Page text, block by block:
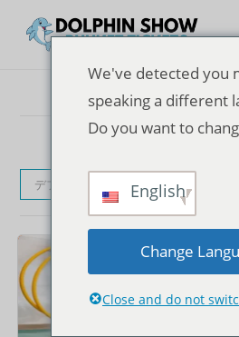
デフォルト表示
We've detected you
speaking a different
Do you want to
English
Change
Close and do not